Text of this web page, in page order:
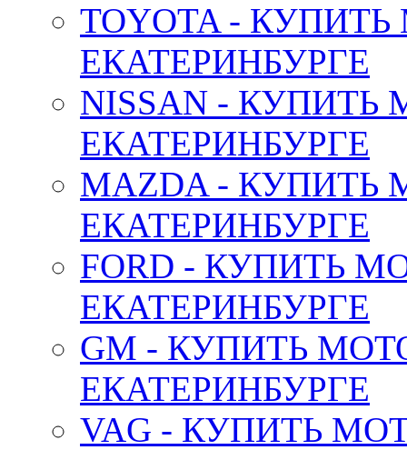
TOYOTA -
ЕКАТЕРИНБУРГЕ
NISSAN -
ЕКАТЕРИНБУРГЕ
MAZDA -
ЕКАТЕРИНБУРГЕ
FORD - КУПИТЬ
ЕКАТЕРИНБУРГЕ
GM - КУПИТЬ
ЕКАТЕРИНБУРГЕ
VAG - КУПИТЬ